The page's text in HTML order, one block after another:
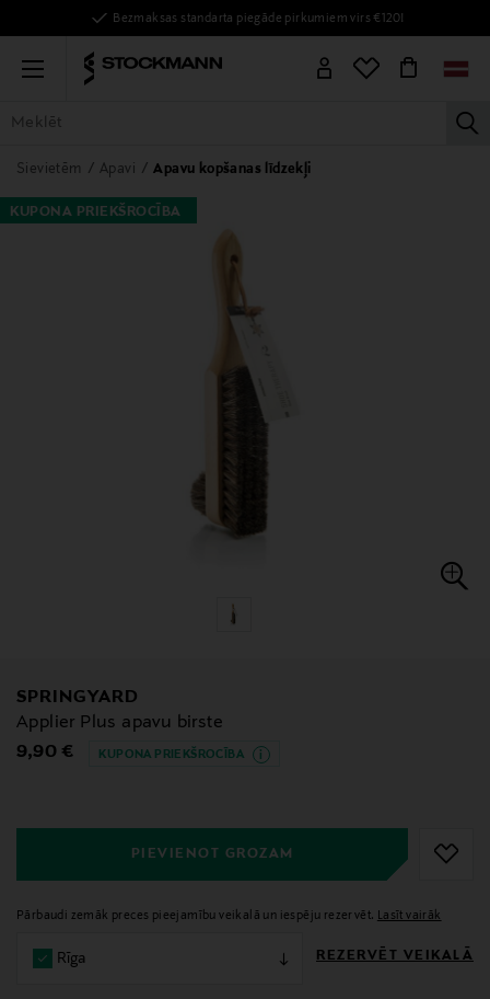
Bezmaksas standarta piegāde pirkumiem virs €120!
Menu
VISAS PRECES SIEVIETĒM VĪRIEŠIEM
Sievietēm Apavi Apavu kopšanas līdzekļi
KUPONA PRIEKŠROCĪBA
SPRINGYARD
Applier Plus apavu birste
Original Price
9,90 € KUPONA PRIEKŠROCĪBA
PIEVIENOT GROZAM
Pārbaudi zemāk preces pieejamību veikalā un iespēju rezervēt. Lasīt vairāk
Rīga REZERVĒT VEIKALĀ